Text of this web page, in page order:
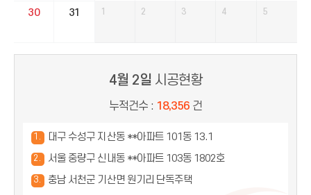
30 31 1 2 3 4 5
4월 2일 시공현황
누적건수 : 18,356 건
1 . 대구 수성구 지산동 **아파트 101동 13.1
2 . 서울 중량구 신내동 **아파트 103동 1802호
3 . 충남 서천군 기산면 원기리 단독주택